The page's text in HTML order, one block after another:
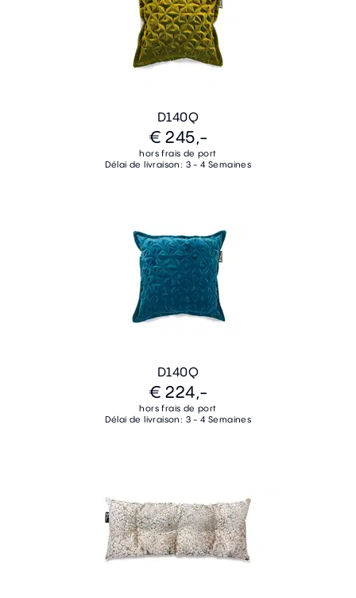
D140Q
€ 245,-
hors frais de port
Délai de livraison: 3 - 4 Semaines
D140Q
€ 224,-
hors frais de port
Délai de livraison: 3 - 4 Semaines